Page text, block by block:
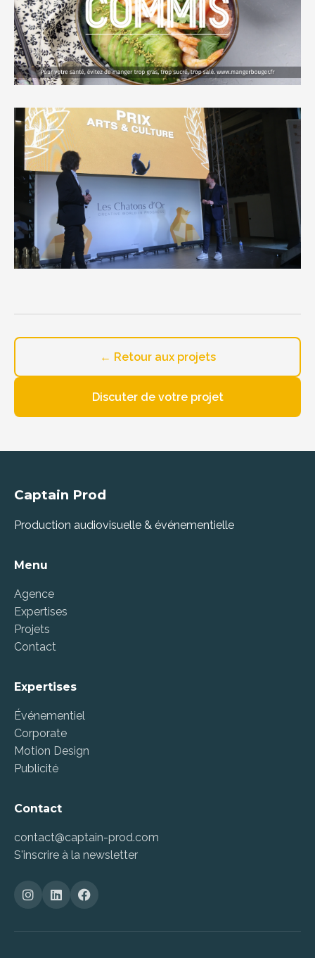
← Retour aux projets
Discuter de votre projet
Captain Prod
Production audiovisuelle & événementielle
Menu
Agence
Expertises
Projets
Contact
Expertises
Événementiel
Corporate
Motion Design
Publicité
Contact
contact@captain-prod.com
S'inscrire à la newsletter